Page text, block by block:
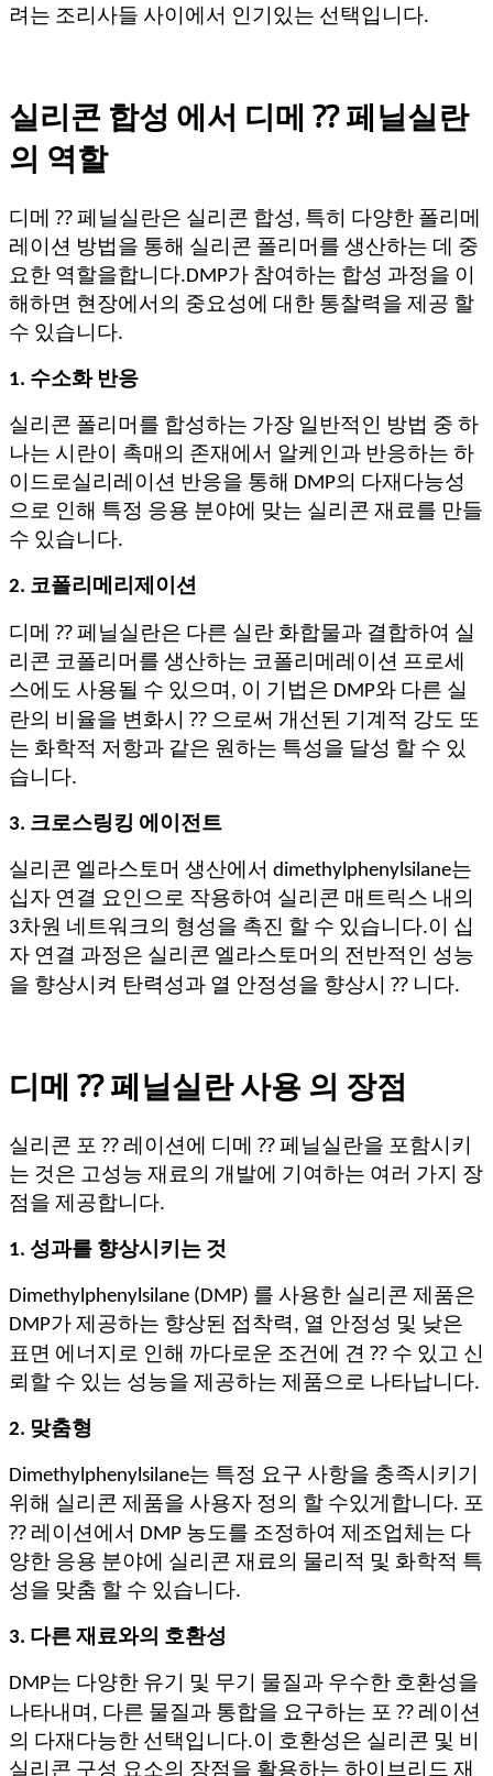
려는 조리사들 사이에서 인기있는 선택입니다.
실리콘 합성 에서 디메 ⁇ 페닐실란
의 역할
디메 ⁇ 페닐실란은 실리콘 합성, 특히 다양한 폴리메
레이션 방법을 통해 실리콘 폴리머를 생산하는 데 중
요한 역할을합니다.DMP가 참여하는 합성 과정을 이
해하면 현장에서의 중요성에 대한 통찰력을 제공 할
수 있습니다.
1. 수소화 반응
실리콘 폴리머를 합성하는 가장 일반적인 방법 중 하
나는 시란이 촉매의 존재에서 알케인과 반응하는 하
이드로실리레이션 반응을 통해 DMP의 다재다능성
으로 인해 특정 응용 분야에 맞는 실리콘 재료를 만들
수 있습니다.
2. 코폴리메리제이션
디메 ⁇ 페닐실란은 다른 실란 화합물과 결합하여 실
리콘 코폴리머를 생산하는 코폴리메레이션 프로세
스에도 사용될 수 있으며, 이 기법은 DMP와 다른 실
란의 비율을 변화시 ⁇ 으로써 개선된 기계적 강도 또
는 화학적 저항과 같은 원하는 특성을 달성 할 수 있
습니다.
3. 크로스링킹 에이전트
실리콘 엘라스토머 생산에서 dimethylphenylsilane는
십자 연결 요인으로 작용하여 실리콘 매트릭스 내의
3차원 네트워크의 형성을 촉진 할 수 있습니다.이 십
자 연결 과정은 실리콘 엘라스토머의 전반적인 성능
을 향상시켜 탄력성과 열 안정성을 향상시 ⁇ 니다.
디메 ⁇ 페닐실란 사용 의 장점
실리콘 포 ⁇ 레이션에 디메 ⁇ 페닐실란을 포함시키
는 것은 고성능 재료의 개발에 기여하는 여러 가지 장
점을 제공합니다.
1. 성과를 향상시키는 것
Dimethylphenylsilane (DMP) 를 사용한 실리콘 제품은
DMP가 제공하는 향상된 접착력, 열 안정성 및 낮은
표면 에너지로 인해 까다로운 조건에 견 ⁇ 수 있고 신
뢰할 수 있는 성능을 제공하는 제품으로 나타납니다.
2. 맞춤형
Dimethylphenylsilane는 특정 요구 사항을 충족시키기
위해 실리콘 제품을 사용자 정의 할 수있게합니다. 포
⁇ 레이션에서 DMP 농도를 조정하여 제조업체는 다
양한 응용 분야에 실리콘 재료의 물리적 및 화학적 특
성을 맞춤 할 수 있습니다.
3. 다른 재료와의 호환성
DMP는 다양한 유기 및 무기 물질과 우수한 호환성을
나타내며, 다른 물질과 통합을 요구하는 포 ⁇ 레이션
의 다재다능한 선택입니다.이 호환성은 실리콘 및 비
실리콘 구성 요소의 장점을 활용하는 하이브리드 재